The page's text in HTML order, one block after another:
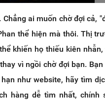
ai muốn chờ đợi cả,
thể hiện mà thôi. Thị
khiến họ thiếu kiên
vì ngồi chờ đợi bạn.
như website, hãy tìm
hàng dễ tìm nhất, chính